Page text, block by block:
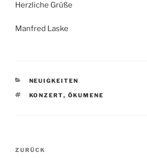
Herzliche Grüße
Manfred Laske
KATEGORIEN
NEUIGKEITEN
SCHLAGWÖRTER
KONZERT, ÖKUMENE
Beitragsnavigation
Vorheriger
ZURÜCK